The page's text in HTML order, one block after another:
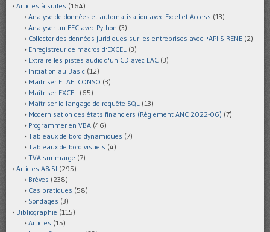
Articles à suites (164)
Analyse de données et automatisation avec Excel et Access (13)
Analyser un FEC avec Python (3)
Collecter des données juridiques sur les entreprises avec l'API SIRENE (2)
Enregistreur de macros d'EXCEL (3)
Extraire les pistes audio d'un CD avec EAC (3)
Initiation au Basic (12)
Maîtriser ETAFI CONSO (3)
Maîtriser EXCEL (65)
Maîtriser le langage de requête SQL (13)
Modernisation des états financiers (Règlement ANC 2022-06) (7)
Programmer en VBA (46)
Tableaux de bord dynamiques (7)
Tableaux de bord visuels (4)
TVA sur marge (7)
Articles A&SI (295)
Brèves (238)
Cas pratiques (58)
Sondages (3)
Bibliographie (115)
Articles (15)